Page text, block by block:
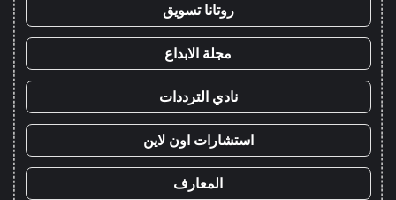
روتانا تسويق
مجلة الابداع
نادي الترددات
استشارات اون لاين
المعارف